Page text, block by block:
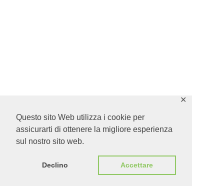
Questo sito Web utilizza i cookie per
assicurarti di ottenere la migliore esperienza
sul nostro sito web.
Declino Accettare
✕